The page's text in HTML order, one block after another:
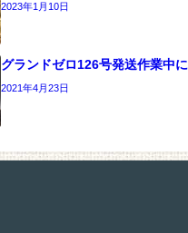
2023年1月10日
グランドゼロ126号発送作業中に
2021年4月23日